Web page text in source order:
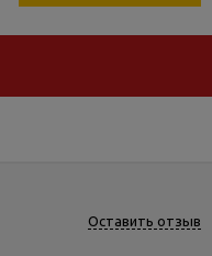
Оставить отзыв